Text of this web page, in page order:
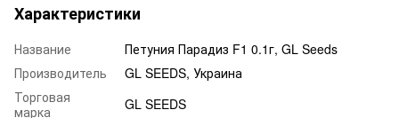
Характеристики
Название
Петуния Парадиз F1 0.1г, GL Seeds
Производитель
GL SEEDS, Украина
Торговая
марка
GL SEEDS